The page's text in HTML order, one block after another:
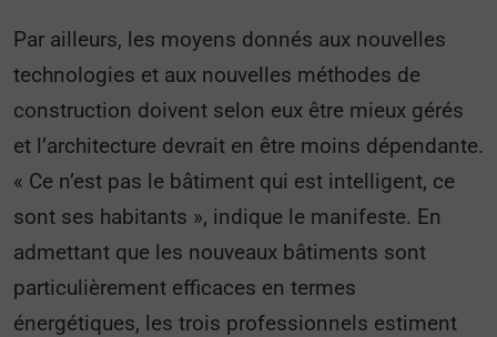
Par ailleurs, les moyens donnés aux nouvelles
technologies et aux nouvelles méthodes de
construction doivent selon eux être mieux gérés
et l’architecture devrait en être moins dépendante.
« Ce n’est pas le bâtiment qui est intelligent, ce
sont ses habitants », indique le manifeste. En
admettant que les nouveaux bâtiments sont
particulièrement efficaces en termes
énergétiques, les trois professionnels estiment